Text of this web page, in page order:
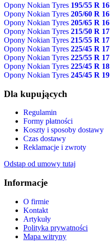
Opony Nokian Tyres 195/55 R 16
Opony Nokian Tyres 205/60 R 16
Opony Nokian Tyres 205/65 R 16
Opony Nokian Tyres 215/50 R 17
Opony Nokian Tyres 215/55 R 17
Opony Nokian Tyres 225/45 R 17
Opony Nokian Tyres 225/55 R 17
Opony Nokian Tyres 225/45 R 18
Opony Nokian Tyres 245/45 R 19
Dla kupujących
Regulamin
Formy płatności
Koszty i sposoby dostawy
Czas dostawy
Reklamacje i zwroty
Odstąp od umowy tutaj
Informacje
O firmie
Kontakt
Artykuły
Polityka prywatności
Mapa witryny